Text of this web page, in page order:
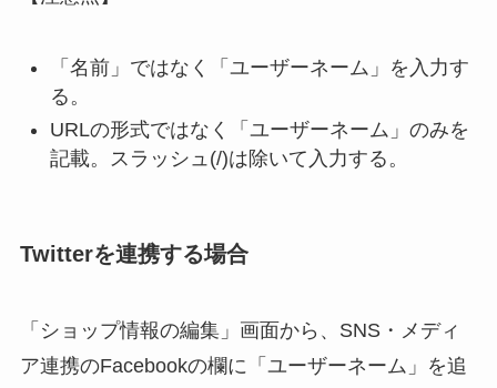
「名前」ではなく「ユーザーネーム」を入力す
る。
URLの形式ではなく「ユーザーネーム」のみを
記載。スラッシュ(/)は除いて入力する。
Twitterを連携する場合
「ショップ情報の編集」画面から、SNS・メディ
ア連携のFacebookの欄に「ユーザーネーム」を追